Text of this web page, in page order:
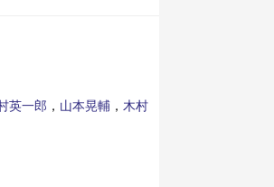
英一郎 ， 山本晃輔 ， 木村